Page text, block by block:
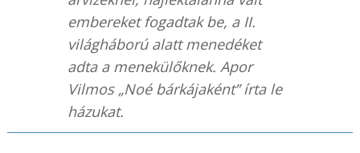
embereket fogadtak be, a II.
világháború alatt menedéket
adta a menekülőknek. Apor
Vilmos „Noé bárkájaként” írta le
házukat.